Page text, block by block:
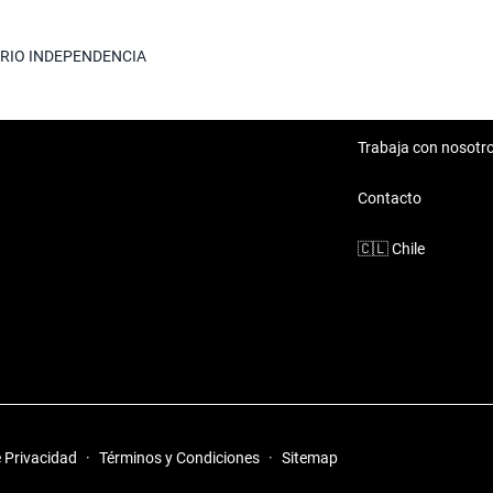
se adaptan a un estilo de
confort y tecnología
completo y confiable.
INDEPENDENCIA
Trabaja con
Contacto
🇨🇱Chile
Privacidad · Términos y Condiciones · Sitemap